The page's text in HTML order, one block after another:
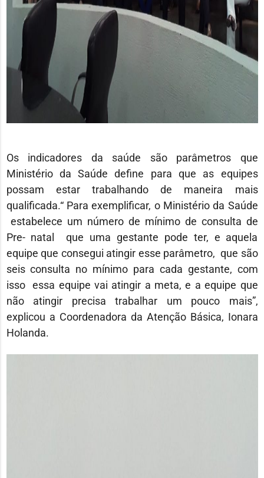
Os indicadores da saúde são parâmetros que
Ministério da Saúde define para que as equipes
possam estar trabalhando de maneira mais
qualificada.“ Para exemplificar, o Ministério da Saúde
estabelece um número de mínimo de consulta de
Pre- natal que uma gestante pode ter, e aquela
equipe que consegui atingir esse parâmetro, que são
seis consulta no mínimo para cada gestante, com
isso essa equipe vai atingir a meta, e a equipe que
não atingir precisa trabalhar um pouco mais”,
explicou a Coordenadora da Atenção Básica, Ionara
Holanda.